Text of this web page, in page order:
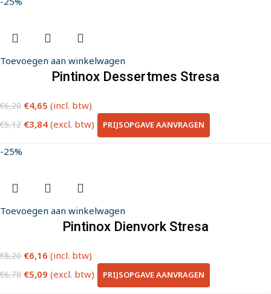
Toevoegen aan winkelwagen
Pintinox Dessertmes Stresa
€6,20 €4,65 (incl. btw)
€5,12 €3,84 (excl. btw) PRIJSOPGAVE AANVRAGEN
-25%
Toevoegen aan winkelwagen
Pintinox Dienvork Stresa
€8,20 €6,16 (incl. btw)
€6,78 €5,09 (excl. btw) PRIJSOPGAVE AANVRAGEN